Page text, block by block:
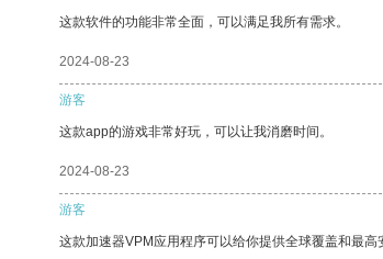
这款软件的功能非常全面，可以满足我所有需求。
2024-08-23
游客
这款app的游戏非常好玩，可以让我消磨时间。
2024-08-23
游客
这款加速器VPM应用程序可以给你提供全球覆盖和最高